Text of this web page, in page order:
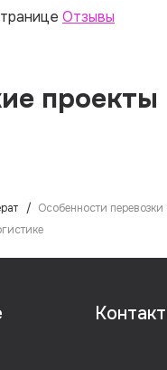
Отзывы
проекты
Особенности